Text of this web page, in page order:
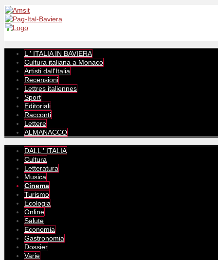
L ' ITALIA IN BAVIERA
Cultura italiana a Monaco
Artisti dall'Italia
Recensioni
Lettres italiennes
Sport
Editoriali
Racconti
Lettere
ALMANACCO
DALL ' ITALIA
Cultura
Letteratura
Musica
Cinema
Turismo
Ecologia
Online
Salute
Economia
Gastronomia
Dossier
Varie